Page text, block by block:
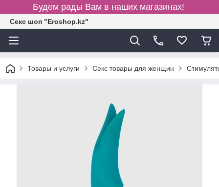
Будем рады Вам в наших магазинах!
Секс шоп "Eroshop.kz"
Товары и услуги Секс товары для женщин